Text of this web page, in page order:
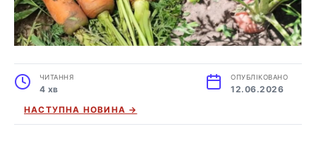
ЧИТАННЯ
4 хв
ОПУБЛІКОВАНО
12.06.2026
НАСТУПНА НОВИНА →